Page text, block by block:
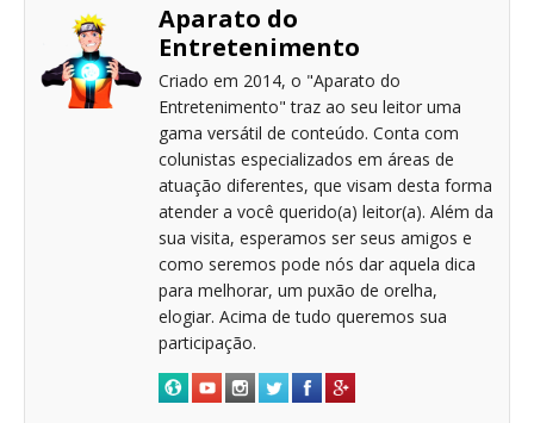
Aparato do
Entretenimento
Criado em 2014, o "Aparato do
Entretenimento" traz ao seu leitor uma
gama versátil de conteúdo. Conta com
colunistas especializados em áreas de
atuação diferentes, que visam desta forma
atender a você querido(a) leitor(a). Além da
sua visita, esperamos ser seus amigos e
como seremos pode nós dar aquela dica
para melhorar, um puxão de orelha,
elogiar. Acima de tudo queremos sua
participação.